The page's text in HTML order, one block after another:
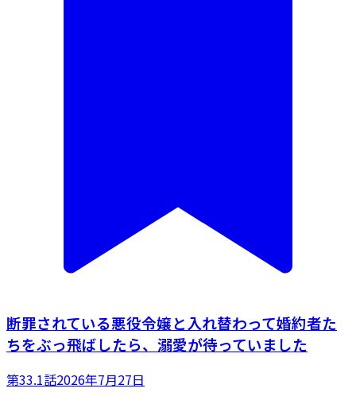
断罪されている悪役令嬢と入れ替わって婚約者た
ちをぶっ飛ばしたら、溺愛が待っていました
第33.1話2026年7月27日